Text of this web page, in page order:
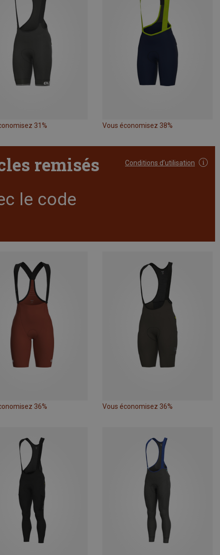
31% Vous économisez 38%
Conditions d’utilisation
remisés
le code
36% Vous économisez 36%